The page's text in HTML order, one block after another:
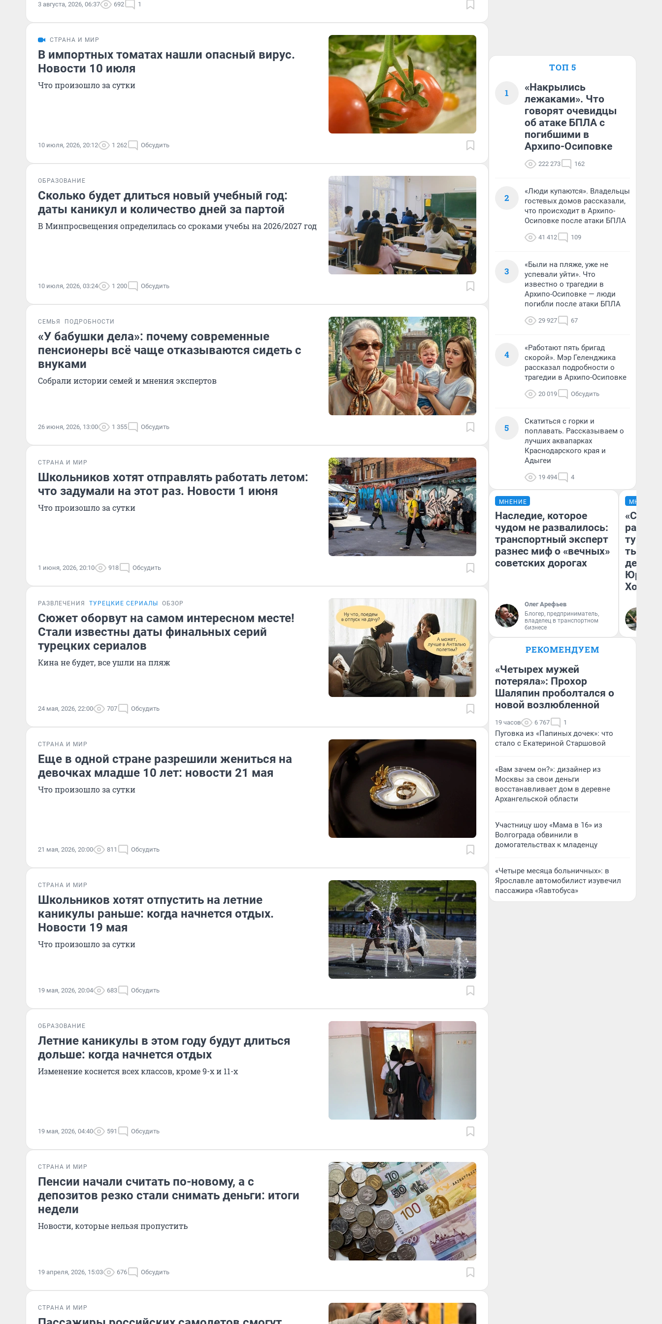
3 августа, 2026, 06:37 692 1
СТРАНА И МИР
В импортных томатах нашли опасный вирус.
Новости 10 июля
Что произошло за сутки
10 июля, 2026, 20:12 1 262 Обсудить
ОБРАЗОВАНИЕ
Сколько будет длиться новый учебный год:
даты каникул и количество дней за партой
В Минпросвещения определилась со сроками учебы на 2026/2027 год
10 июля, 2026, 03:24 1 200 Обсудить
СЕМЬЯ ПОДРОБНОСТИ
«У бабушки дела»: почему современные
пенсионеры всё чаще отказываются сидеть с
внуками
Собрали истории семей и мнения экспертов
26 июня, 2026, 13:00 1 355 Обсудить
СТРАНА И МИР
Школьников хотят отправлять работать летом:
что задумали на этот раз. Новости 1 июня
Что произошло за сутки
1 июня, 2026, 20:10 918 Обсудить
РАЗВЛЕЧЕНИЯ ТУРЕЦКИЕ СЕРИАЛЫ ОБЗОР
Сюжет оборвут на самом интересном месте!
Стали известны даты финальных серий
турецких сериалов
Кина не будет, все ушли на пляж
24 мая, 2026, 22:00 707 Обсудить
СТРАНА И МИР
Еще в одной стране разрешили жениться на
девочках младше 10 лет: новости 21 мая
Что произошло за сутки
21 мая, 2026, 20:00 811 Обсудить
СТРАНА И МИР
Школьников хотят отпустить на летние
каникулы раньше: когда начнется отдых.
Новости 19 мая
Что произошло за сутки
19 мая, 2026, 20:04 683 Обсудить
ОБРАЗОВАНИЕ
Летние каникулы в этом году будут длиться
дольше: когда начнется отдых
Изменение коснется всех классов, кроме 9-х и 11-х
19 мая, 2026, 04:40 591 Обсудить
СТРАНА И МИР
Пенсии начали считать по-новому, а с
депозитов резко стали снимать деньги: итоги
недели
Новости, которые нельзя пропустить
19 апреля, 2026, 15:03 676 Обсудить
СТРАНА И МИР
ТОП 5
1
«Накрылись
лежаками». Что
говорят очевидцы
об атаке БПЛА с
погибшими в
Архипо-Осиповке
222 273 162
2
«Люди купаются». Владельцы
гостевых домов рассказали,
что происходит в Архипо-
Осиповке после атаки БПЛА
41 412 109
3
«Были на пляже, уже не
успевали уйти». Что
известно о трагедии в
Архипо-Осиповке — люди
погибли после атаки БПЛА
29 927 67
4
«Работают пять бригад
скорой». Мэр Геленджика
рассказал подробности о
трагедии в Архипо-Осиповке
20 019 Обсудить
5
Скатиться с горки и
поплавать. Рассказываем о
лучших аквапарках
Краснодарского края и
Адыгеи
19 494 4
МНЕНИЕ
Наследие, которое
чудом не развалилось:
транспортный эксперт
разнес миф о «вечных»
советских дорогах
Олег Арефьев
Блогер, предприниматель,
владелец в транспортном
бизнесе
МНЕНИЕ
тысяч,
день
РЕКОМЕНДУЕМ
«Четырех мужей
потеряла»: Прохор
Шаляпин проболтался о
новой возлюбленной
19 часов 6 767 1
Пуговка из «Папиных дочек»: что
стало с Екатериной Старшовой
«Вам зачем он?»: дизайнер из
Москвы за свои деньги
восстанавливает дом в деревне
Архангельской области
Участницу шоу «Мама в 16» из
Волгограда обвинили в
домогательствах к младенцу
«Четыре месяца больничных»: в
Ярославле автомобилист изувечил
пассажира «Яавтобуса»